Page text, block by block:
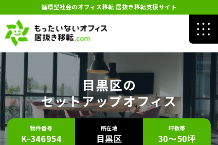
循環型社会のオフィス移転 居抜き移転支援サイト
目黒区の
セットアップオフィス
物件番号
K-346954
所在地
目黒区
坪数帯
30～50坪